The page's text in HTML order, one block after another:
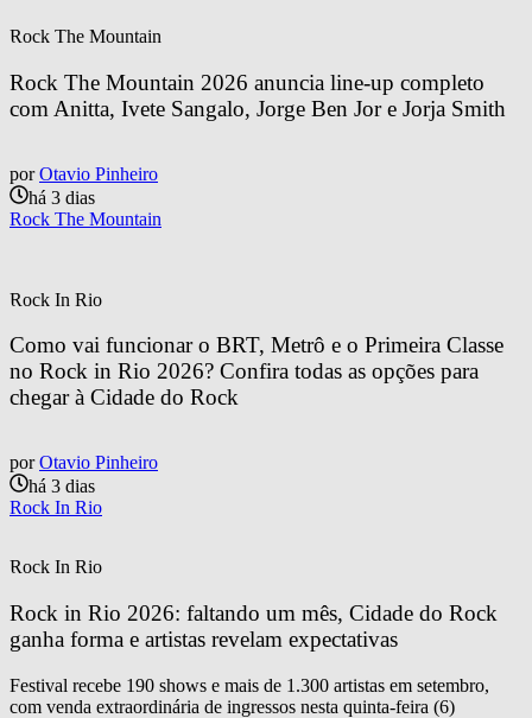
Rock The Mountain
Rock The Mountain 2026 anuncia line-up completo
com Anitta, Ivete Sangalo, Jorge Ben Jor e Jorja Smith
por Otavio Pinheiro
há 3 dias
Rock The Mountain
Rock In Rio
Como vai funcionar o BRT, Metrô e o Primeira Classe
no Rock in Rio 2026? Confira todas as opções para
chegar à Cidade do Rock
por Otavio Pinheiro
há 3 dias
Rock In Rio
Rock In Rio
Rock in Rio 2026: faltando um mês, Cidade do Rock
ganha forma e artistas revelam expectativas
Festival recebe 190 shows e mais de 1.300 artistas em setembro,
com venda extraordinária de ingressos nesta quinta-feira (6)